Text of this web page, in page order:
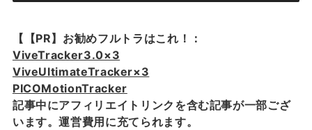
【【PR】お勧めフルトラはこれ！：
ViveTracker3.0×3
ViveUltimateTracker×3
PICOMotionTracker
記事中にアフィリエイトリンクを含む記事が一部ござ
います。運営費用に充てられます。